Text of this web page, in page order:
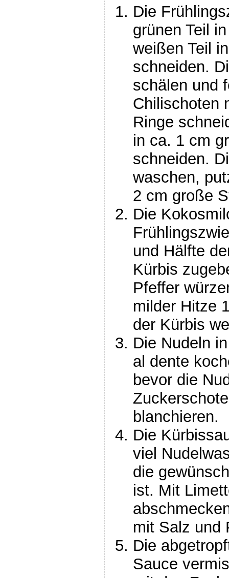
Die
grünen Teil
weißen Teil
schneiden.
schälen und
Chilischoten
Ringe
in ca. 1 cm
schneiden.
waschen,
2 cm große
Die
und Hälfte
Kürbis
Pfeffer
milder Hitze
der Kürbis
Die Nudeln
al dente
bevor die
blanchieren.
Die
viel
die
ist. Mit
mit Salz und
Die
Sauce